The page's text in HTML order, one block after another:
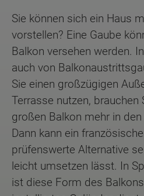
Sie können sich ein Haus
vorstellen? Eine Gaube
Balkon versehen werden.
auch von
Sie einen großzügigen
Terrasse nutzen, brauchen
großen Balkon mehr in
Dann kann ein
prüfenswerte Alternative
leicht umsetzen lässt. In
ist diese Form des